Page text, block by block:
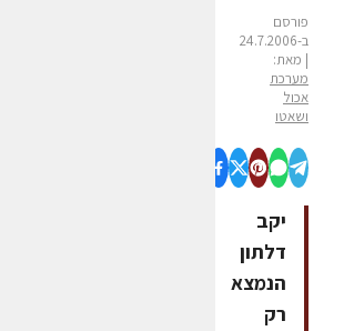
פורסם
ב-24.7.2006
| מאת:
מערכת
אכול
ושאטו
יקב
דלתון
הנמצא
רק